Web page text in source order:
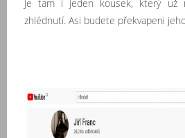
Je tam i jeden kousek, který
zhlédnutí. Asi budete překvapeni